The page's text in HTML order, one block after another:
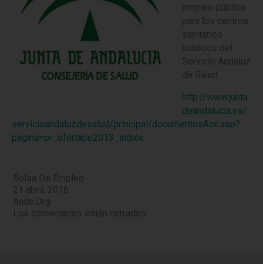
empleo público
para los centros
sanitarios
públicos del
Servicio Andaluz
de Salud.
http://www.junta
deandalucia.es/
servicioandaluzdesalud/principal/documentosAcc.asp?
pagina=pr_ofertape2013_indice
Bolsa De Empleo
21 abril, 2016
Ande.org
Los comentarios están cerrados.